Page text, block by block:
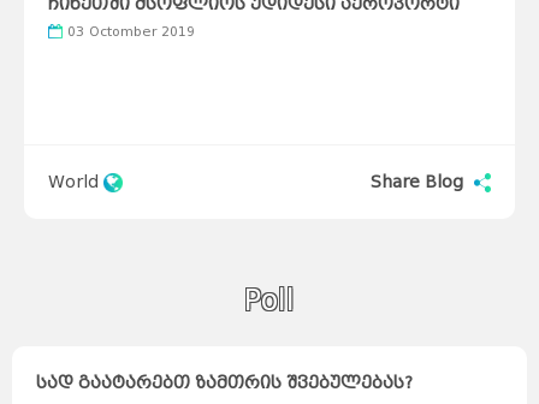
ჩინეთში მსოფლიოს უდიდესი აეროპორტი
გაიხსნა
03 Octomber 2019
World Share Blog
Poll
სად გაატარებთ ზამთრის შვებულებას?